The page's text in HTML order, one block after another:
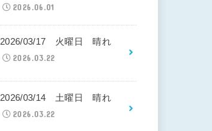
2026.06.01
2026/03/17 火曜日 晴れ
2026.03.22
2026/03/14 土曜日 晴れ
2026.03.22